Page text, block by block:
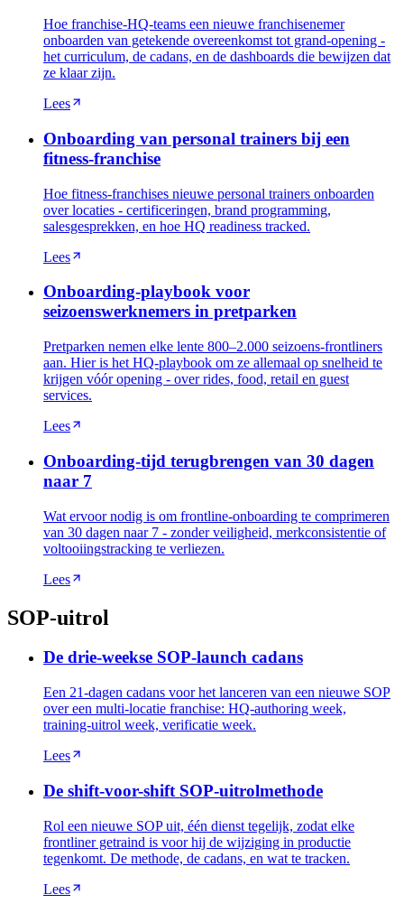
Hoe franchise-HQ-teams een nieuwe franchisenemer
onboarden van getekende overeenkomst tot grand-opening -
het curriculum, de cadans, en de dashboards die bewijzen dat
ze klaar zijn.
Lees
Onboarding van personal trainers bij een
fitness-franchise
Hoe fitness-franchises nieuwe personal trainers onboarden
over locaties - certificeringen, brand programming,
salesgesprekken, en hoe HQ readiness tracked.
Lees
Onboarding-playbook voor
seizoenswerknemers in pretparken
Pretparken nemen elke lente 800–2.000 seizoens-frontliners
aan. Hier is het HQ-playbook om ze allemaal op snelheid te
krijgen vóór opening - over rides, food, retail en guest
services.
Lees
Onboarding-tijd terugbrengen van 30 dagen
naar 7
Wat ervoor nodig is om frontline-onboarding te comprimeren
van 30 dagen naar 7 - zonder veiligheid, merkconsistentie of
voltooiingstracking te verliezen.
Lees
SOP-uitrol
De drie-weekse SOP-launch cadans
Een 21-dagen cadans voor het lanceren van een nieuwe SOP
over een multi-locatie franchise: HQ-authoring week,
training-uitrol week, verificatie week.
Lees
De shift-voor-shift SOP-uitrolmethode
Rol een nieuwe SOP uit, één dienst tegelijk, zodat elke
frontliner getraind is voor hij de wijziging in productie
tegenkomt. De methode, de cadans, en wat te tracken.
Lees